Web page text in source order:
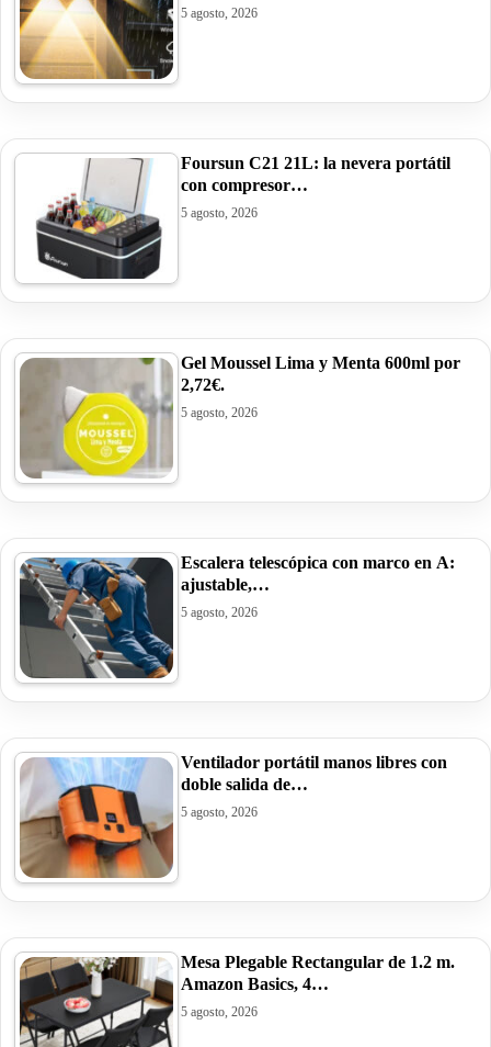
5 agosto, 2026
Foursun C21 21L: la nevera portátil
con compresor…
5 agosto, 2026
Gel Moussel Lima y Menta 600ml por
2,72€.
5 agosto, 2026
Escalera telescópica con marco en A:
ajustable,…
5 agosto, 2026
Ventilador portátil manos libres con
doble salida de…
5 agosto, 2026
Mesa Plegable Rectangular de 1.2 m.
Amazon Basics, 4…
5 agosto, 2026